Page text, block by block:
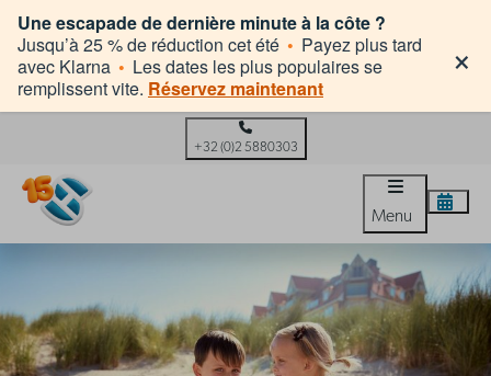
Une escapade de dernière minute à la côte ?
Jusqu’à 25 % de réduction cet été • Payez plus tard
avec Klarna • Les dates les plus populaires se
remplissent vite. Réservez maintenant
×
+32 (0)2 5880303
Menu